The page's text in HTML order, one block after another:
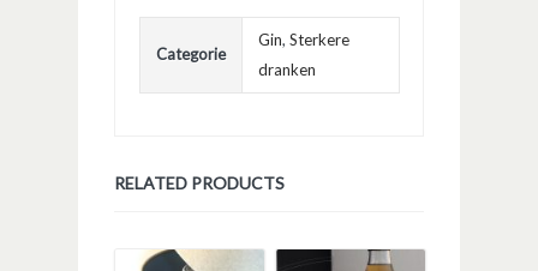
Categorie
Gin, Sterkere
dranken
RELATED PRODUCTS